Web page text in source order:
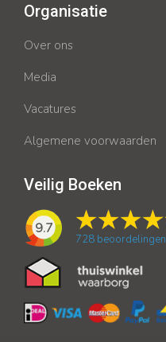
Organisatie
Over ons
Media
Vacatures
Algemene voorwaarden
Veilig Boeken
9.7
728 beoordelingen